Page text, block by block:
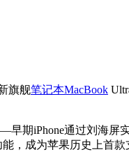
旗舰笔记本MacBook
期iPhone通过刘海屏
，成为苹果历史上首款